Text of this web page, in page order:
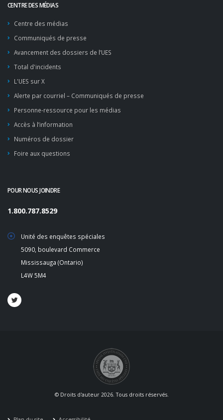
CENTRE DES MÉDIAS
Centre des médias
Communiqués de presse
Avancement des dossiers de l’UES
Total d'incidents
L'UES sur X
Alerte par courriel – Communiqués de presse
Personne-ressource pour les médias
Accès à l’information
Numéros de dossier
Foire aux questions
POUR NOUS JOINDRE
1.800.787.8529
Unité des enquêtes spéciales
5090, boulevard Commerce
Mississauga (Ontario)
L4W 5M4
© Droits d'auteur 2026. Tous droits réservés.